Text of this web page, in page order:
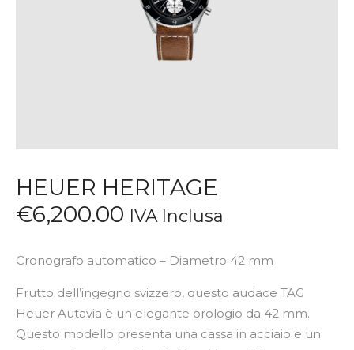
HEUER HERITAGE
€6,200.00 IVA Inclusa
Cronografo automatico – Diametro 42 mm
Frutto dell’ingegno svizzero, questo audace TAG
Heuer Autavia è un elegante orologio da 42 mm.
Questo modello presenta una cassa in acciaio e un